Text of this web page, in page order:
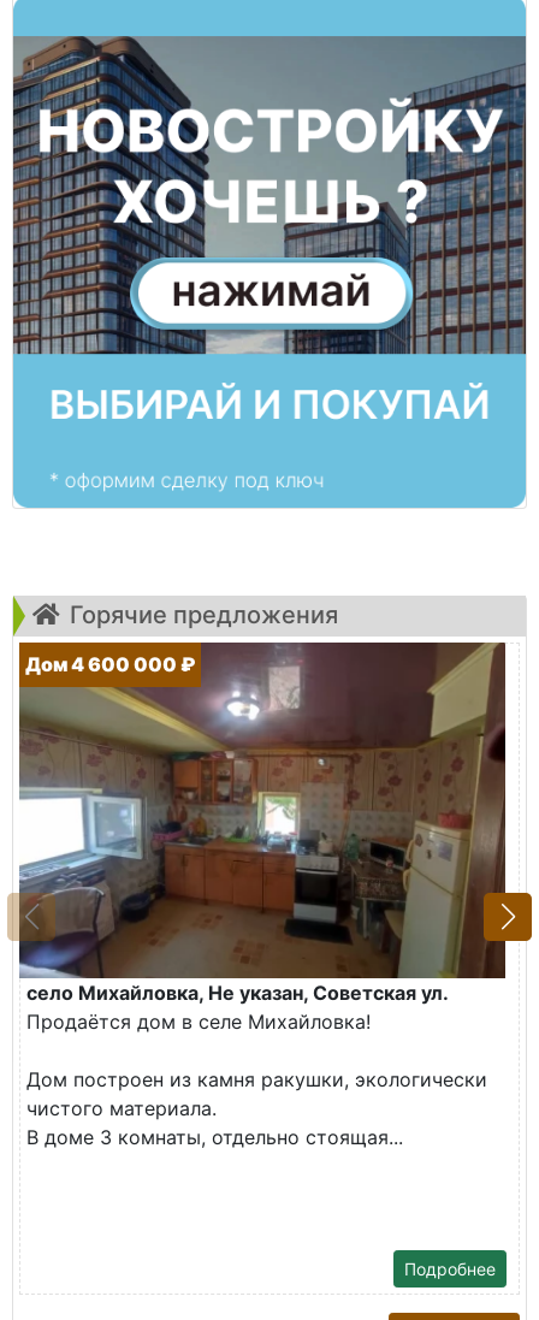
Горячие предложения
Дом 4 600 000 ₽
село Михайловка, Не указан, Советская ул.
Продаётся дом в селе Михайловка!
Дом построен из камня ракушки, экологически
чистого материала.
В доме 3 комнаты, отдельно стоящая...
Подробнее